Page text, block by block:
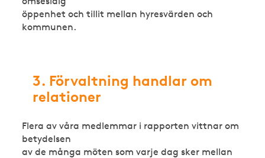
öppenhet och tillit mellan hyresvärden och
kommunen.
3. Förvaltning handlar om
relationer
Flera av våra medlemmar i rapporten vittnar om
betydelsen
av de många möten som varje dag sker mellan